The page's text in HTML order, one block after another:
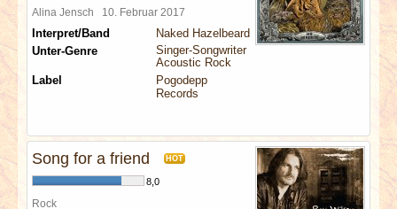
Alina Jensch 10. Februar 2017
Interpret/Band
Naked Hazelbeard
Unter-Genre
Singer-Songwriter
Acoustic Rock
Label
Pogodepp
Records
Song for a friend HOT
8,0
Rock